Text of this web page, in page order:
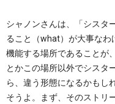
シャノンさんは、「シスタ
ること（what）が大事なわ
機能する場所であることが
とかこの場所以外でシスタ
ら、違う形態になるかもし
そうよ。まず、そのストリ